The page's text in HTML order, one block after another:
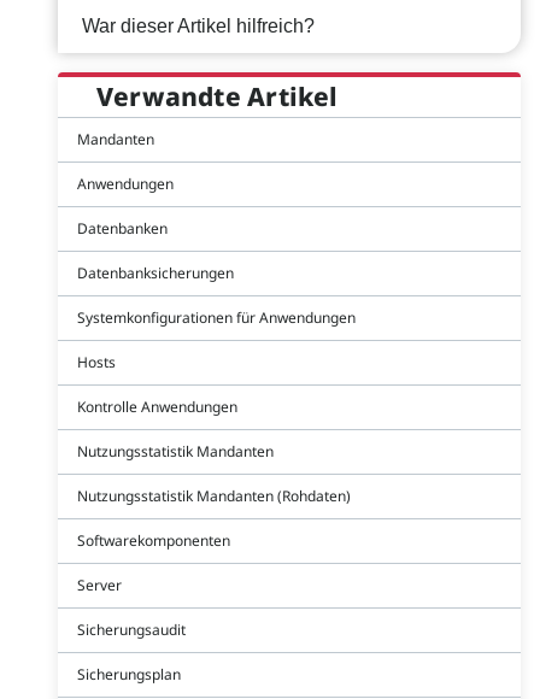
War dieser Artikel hilfreich?
Verwandte Artikel
Mandanten
Anwendungen
Datenbanken
Datenbanksicherungen
Systemkonfigurationen für Anwendungen
Hosts
Kontrolle Anwendungen
Nutzungsstatistik Mandanten
Nutzungsstatistik Mandanten (Rohdaten)
Softwarekomponenten
Server
Sicherungsaudit
Sicherungsplan